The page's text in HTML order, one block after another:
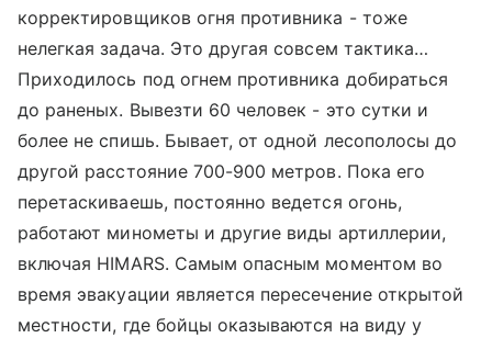
корректировщиков огня противника - тоже
нелегкая задача. Это другая совсем тактика…
Приходилось под огнем противника добираться
до раненых. Вывезти 60 человек - это сутки и
более не спишь. Бывает, от одной лесополосы до
другой расстояние 700-900 метров. Пока его
перетаскиваешь, постоянно ведется огонь,
работают минометы и другие виды артиллерии,
включая HIMARS. Самым опасным моментом во
время эвакуации является пересечение открытой
местности, где бойцы оказываются на виду у